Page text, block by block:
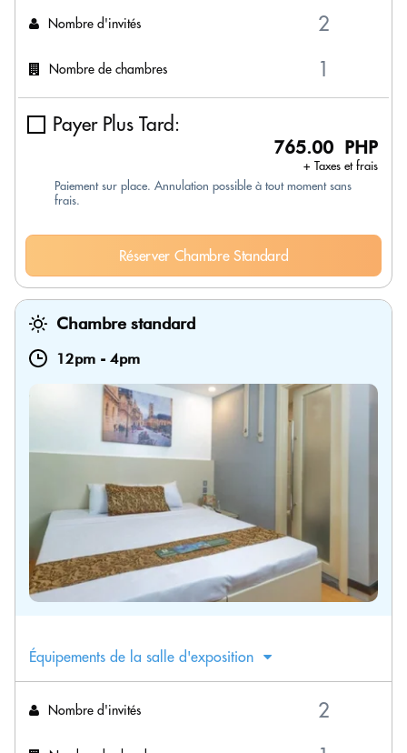
Nombre d'invités
Nombre de chambres
Payer Plus Tard:
765.00 PHP
+ Taxes et frais
Paiement sur place. Annulation possible à tout moment sans
frais.
Réserver Chambre Standard
Chambre standard
12pm - 4pm
Équipements de la salle d'exposition
Nombre d'invités